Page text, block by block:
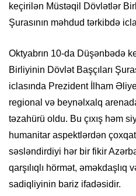
keçirilən Müstəqil Dövlətlər
Şurasının məhdud tərkibdə
Oktyabrın 10-da Düşənbədə
Birliyinin Dövlət Başçıları
iclasında Prezident İlham
regional və beynəlxalq
təzahürü oldu. Bu çıxış həm
humanitar aspektlərdən
səsləndirdiyi hər bir fikir
qarşılıqlı hörmət, əməkdaşlıq
sadiqliyinin bariz ifadəsidir.